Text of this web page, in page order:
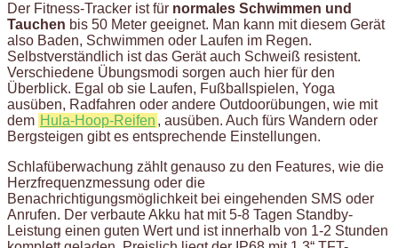
Der Fitness-Tracker ist für normales Schwimmen und
Tauchen bis 50 Meter geeignet. Man kann mit diesem Gerät
also Baden, Schwimmen oder Laufen im Regen.
Selbstverständlich ist das Gerät auch Schweiß resistent.
Verschiedene Übungsmodi sorgen auch hier für den
Überblick. Egal ob sie Laufen, Fußballspielen, Yoga
ausüben, Radfahren oder andere Outdoorübungen, wie mit
dem Hula-Hoop-Reifen , ausüben. Auch fürs Wandern oder
Bergsteigen gibt es entsprechende Einstellungen.
Schlafüberwachung zählt genauso zu den Features, wie die
Herzfrequenzmessung oder die
Benachrichtigungsmöglichkeit bei eingehenden SMS oder
Anrufen. Der verbaute Akku hat mit 5-8 Tagen Standby-
Leistung einen guten Wert und ist innerhalb von 1-2 Stunden